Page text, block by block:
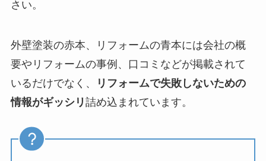
さい。
外壁塗装の赤本、リフォームの青本には会社の概
要やリフォームの事例、口コミなどが掲載されて
いるだけでなく、
リフォームで失敗しないための
情報がギッシリ 詰め込まれています。